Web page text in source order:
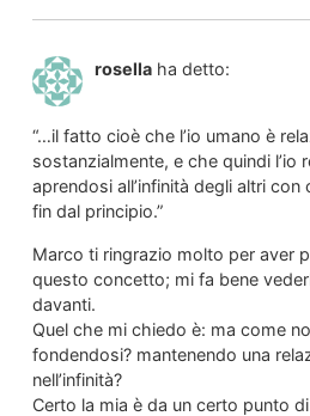
rosella ha detto:
“…il fatto cioè che l’io umano è
sostanzialmente, e che quindi l’io
aprendosi all’infinità degli altri
fin dal principio.”
Marco ti ringrazio molto per aver
questo concetto; mi fa bene
davanti.
Quel che mi chiedo è: ma come
fondendosi? mantenendo una
nell’infinità?
Certo la mia è da un certo punto